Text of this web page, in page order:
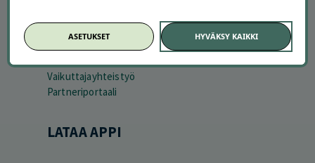
YRITYKSILLE
Vaikuttajayhteistyö
Partneriportaali
LATAA APPI
ASETUKSET HYVÄKSY KAIKKI